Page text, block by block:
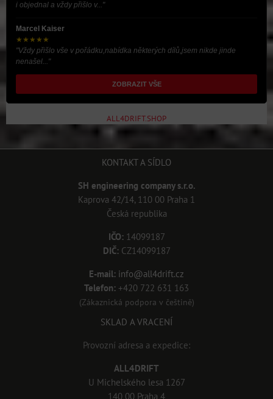
i objednal a vždy přišlo v..."
Marcel Kaiser
★★★★★
"Vždy přišlo vše v pořádku,nabídka některých dílů,jsem nikde jinde
nenašel..."
ZOBRAZIT VŠE
ALL4DRIFT.SHOP
KONTAKT A SÍDLO
SH engineering company s.r.o.
Kaprova 42/14, 110 00 Praha 1
Česká republika
IČO:14099187
DIČ:CZ14099187
E-mail: info@all4drift.cz
Telefon: +420 722 631 163
(Zákaznická podpora v češtině)
SKLAD A VRACENÍ
Provozní adresa a expedice:
ALL4DRIFT
U Michelského lesa 1267
140 00 Praha 4